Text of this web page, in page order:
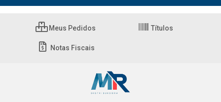
Meus Pedidos Títulos
Notas Fiscais